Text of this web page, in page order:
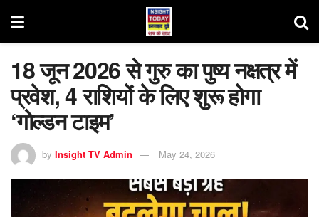
18 जून 2026 से गुरु का पुष्य नक्षत्र में
प्रवेश, 4 राशियों के लिए शुरू होगा
‘गोल्डन टाइम’
by Insight TV Admin May 24, 2026